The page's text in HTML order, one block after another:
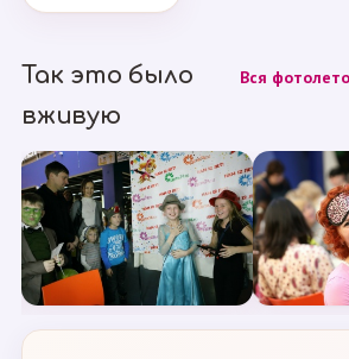
Так это было
вживую
Вся